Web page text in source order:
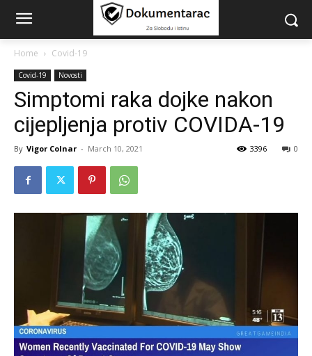
Home Covid-19
Covid-19 Novosti
Simptomi raka dojke nakon
cijepljenja protiv COVIDA-19
By Vigor Colnar - March 10, 2021 0
3396